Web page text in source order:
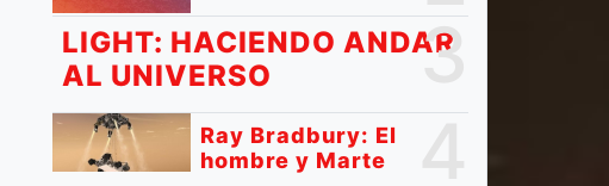
3
LIGHT: HACIENDO ANDAR
AL UNIVERSO
Ray Bradbury: El
hombre y Marte